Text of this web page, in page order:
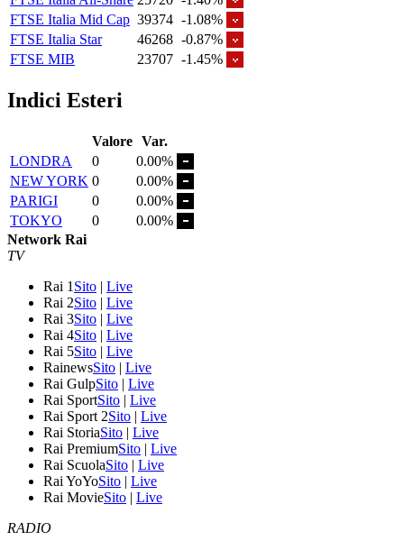
FTSE Italia Mid Cap 39374 -1.08%
FTSE Italia Star
46268 -0.87%
FTSE MIB
23707 -1.45%
Indici Esteri
Valore Var.
LONDRA
0
0.00%
NEW YORK 0
0.00%
PARIGI
0
0.00%
TOKYO
0
0.00%
Network Rai
TV
Rai 1 Sito | Live
Rai 2Sito | Live
Rai 3Sito | Live
Rai 4Sito | Live
Rai 5Sito | Live
RainewsSito | Live
Rai GulpSito | Live
Rai SportSito | Live
Rai Sport 2Sito | Live
Rai StoriaSito | Live
Rai PremiumSito | Live
Rai ScuolaSito | Live
Rai YoYoSito | Live
Rai MovieSito | Live
RADIO